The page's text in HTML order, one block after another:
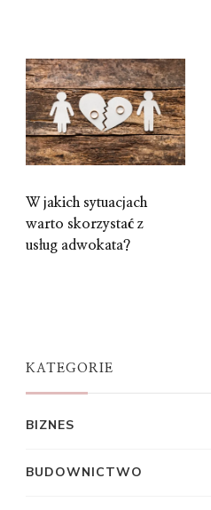
W jakich sytuacjach
warto skorzystać z
usług adwokata?
KATEGORIE
BIZNES
BUDOWNICTWO